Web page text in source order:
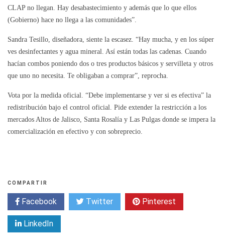
CLAP no llegan. Hay desabastecimiento y además que lo que ellos
(Gobierno) hace no llega a las comunidades”.
Sandra Tesillo, diseñadora, siente la escasez. “Hay mucha, y en los súper
ves desinfectantes y agua mineral. Así están todas las cadenas. Cuando
hacían combos poniendo dos o tres productos básicos y servilleta y otros
que uno no necesita. Te obligaban a comprar”, reprocha.
Vota por la medida oficial. “Debe implementarse y ver si es efectiva” la
redistribución bajo el control oficial. Pide extender la restricción a los
mercados Altos de Jalisco, Santa Rosalía y Las Pulgas donde se impera la
comercialización en efectivo y con sobreprecio.
COMPARTIR
Facebook Twitter Pinterest
LinkedIn